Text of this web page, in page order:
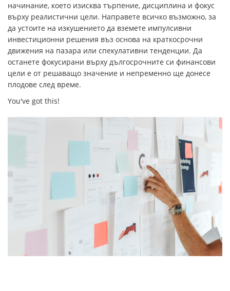
начинание, което изисква търпение, дисциплина и фокус
върху реалистични цели. Направете всичко възможно, за
да устоите на изкушението да вземете импулсивни
инвестиционни решения въз основа на краткосрочни
движения на пазара или спекулативни тенденции. Да
останете фокусирани върху дългосрочните си финансови
цели е от решаващо значение и непременно ще донесе
плодове след време.
You've got this!